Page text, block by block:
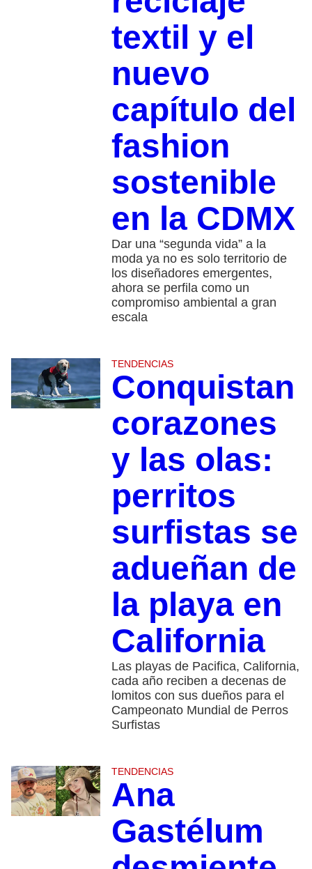
textil y el
nuevo
capítulo del
fashion
sostenible
en la CDMX
Dar una “segunda vida” a la
moda ya no es solo territorio de
los diseñadores emergentes,
ahora se perfila como un
compromiso ambiental a gran
escala
TENDENCIAS
Conquistan
corazones
y las olas:
perritos
surfistas se
adueñan de
la playa en
California
Las playas de Pacifica, California,
cada año reciben a decenas de
lomitos con sus dueños para el
Campeonato Mundial de Perros
Surfistas
TENDENCIAS
Ana
Gastélum